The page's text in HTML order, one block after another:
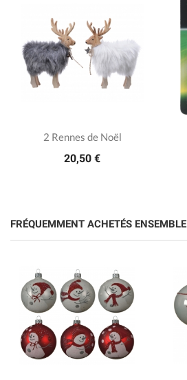
2 Rennes de Noël
20,50 €
FRÉQUEMMENT ACHETÉS ENSEMBLE